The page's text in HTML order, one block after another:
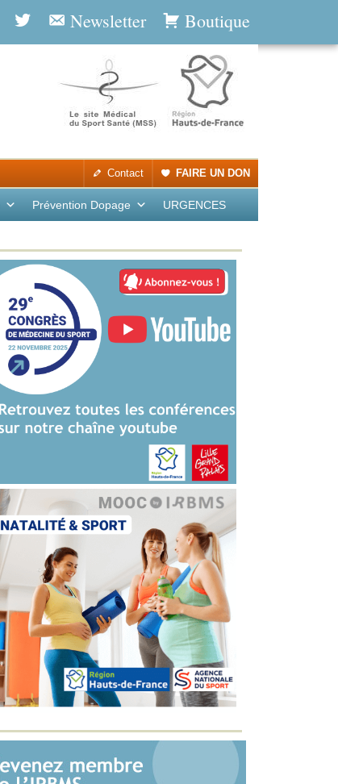
Boutique
Newsletter
FAIRE UN DON
Contact
Prévention Dopage URGENCES